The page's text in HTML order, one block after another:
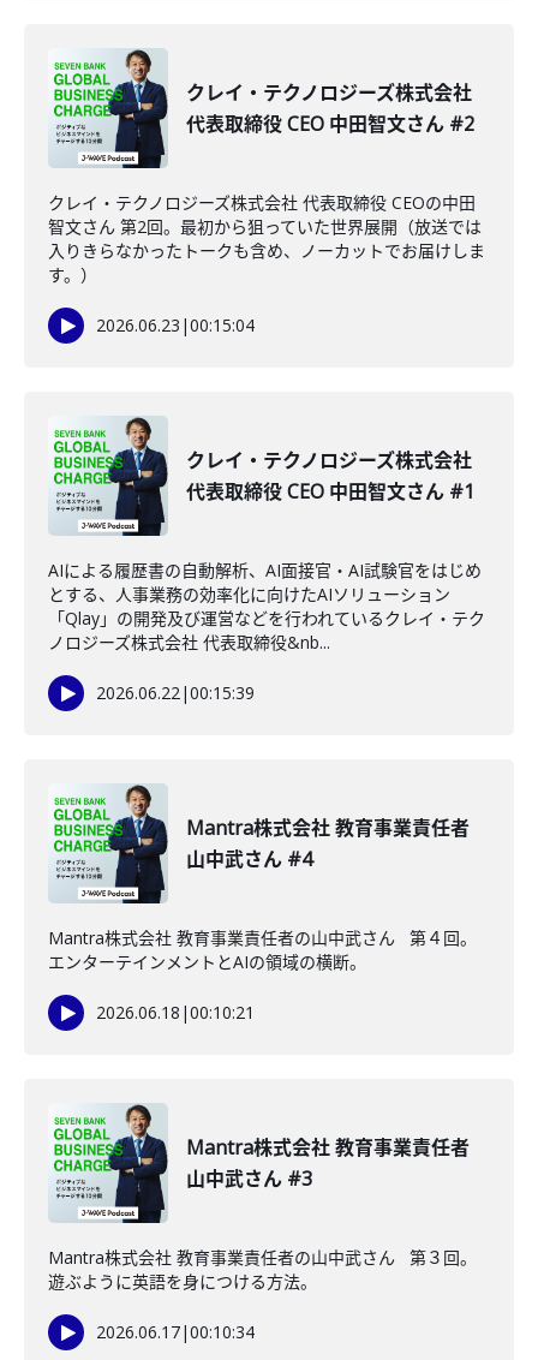
クレイ・テクノロジーズ株式会社
代表取締役 CEO 中田智文さん #2
クレイ・テクノロジーズ株式会社 代表取締役 CEOの中田
智文さん 第2回。最初から狙っていた世界展開（放送では
入りきらなかったトークも含め、ノーカットでお届けしま
す。）
2026.06.23 |00:15:04
クレイ・テクノロジーズ株式会社
代表取締役 CEO 中田智文さん #1
AIによる履歴書の自動解析、AI面接官・AI試験官をはじめ
とする、人事業務の効率化に向けたAIソリューション
「Qlay」の開発及び運営などを行われているクレイ・テク
ノロジーズ株式会社 代表取締役&nb...
2026.06.22|00:15:39
Mantra株式会社 教育事業責任者
山中武さん #4
Mantra株式会社 教育事業責任者の山中武さん 第４回。
エンターテインメントとAIの領域の横断。
2026.06.18 |00:10:21
Mantra株式会社 教育事業責任者
山中武さん #3
Mantra株式会社 教育事業責任者の山中武さん 第３回。
遊ぶように英語を身につける方法。
2026.06.17|00:10:34